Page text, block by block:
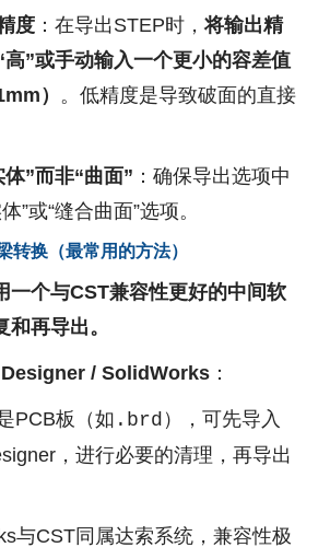
度 ：在导出STEP时， 将输出精
高”或手动输入一个更小的容差值
） 。低精度是导致破面的直接
”而非“曲面” ：确保导出选项中
”或“缝合曲面”选项。
转换（最常用的方法）
一个与CST兼容性更好的中间软
再导出。
/ SolidWorks ：
PCB板（如 .brd ），可先导入
，进行必要的清理，再导出
与CST同属达索系统，兼容性极